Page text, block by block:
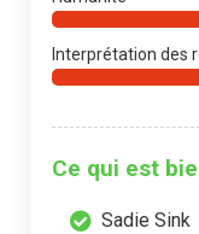
Interprétation des
Ce qui est
Sadie Sink